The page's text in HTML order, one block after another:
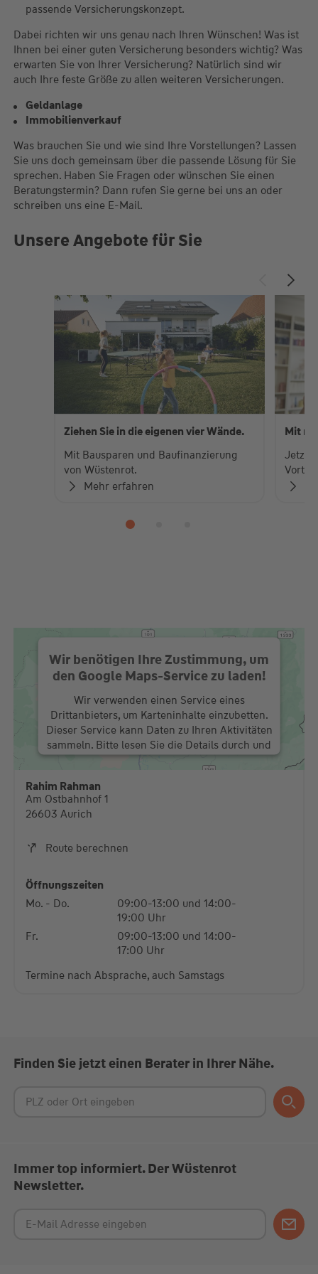
passende Versicherungskonzept.
Dabei richten wir uns genau nach Ihren Wünschen! Was ist
Ihnen bei einer guten Versicherung besonders wichtig? Was
erwarten Sie von Ihrer Versicherung? Natürlich sind wir
auch Ihre feste Größe zu allen weiteren Versicherungen.
Geldanlage
Immobilienverkauf
Was brauchen Sie und wie sind Ihre Vorstellungen? Lassen
Sie uns doch gemeinsam über die passende Lösung für Sie
sprechen. Haben Sie Fragen oder wünschen Sie einen
Beratungstermin? Dann rufen Sie gerne bei uns an oder
schreiben uns eine E-Mail.
Unsere Angebote für Sie
Ziehen Sie in die eigenen vier Wände.
Mit Bausparen und Baufinanzierung
von Wüstenrot.
Mehr erfahren
Mit
Jetzt
Wir benötigen Ihre Zustimmung, um
den Google Maps-Service zu laden!
Wir verwenden einen Service eines
Drittanbieters, um Karteninhalte einzubetten.
Dieser Service kann Daten zu Ihren Aktivitäten
sammeln. Bitte lesen Sie die Details durch und
stimmen Sie der Nutzung des Service zu, um
diese Karte anzuzeigen.
Rahim Rahman
Am Ostbahnhof 1
26603 Aurich
Route berechnen
Öffnungszeiten
Mo. - Do.
09:00-13:00 und 14:00-
19:00 Uhr
Fr.
09:00-13:00 und 14:00-
17:00 Uhr
Termine nach Absprache, auch Samstags
Finden Sie jetzt einen Berater in Ihrer Nähe.
Immer top informiert. Der Wüstenrot
Newsletter.